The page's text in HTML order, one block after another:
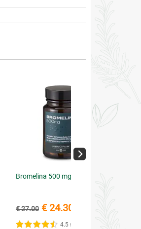
Bromelina 500 mg
€ 27.00 € 24.30
4.5 su 5